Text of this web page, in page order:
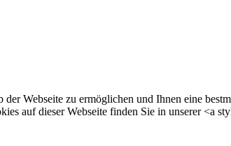
Webseite zu ermöglichen und Ihnen eine
auf dieser Webseite finden Sie in unserer <a